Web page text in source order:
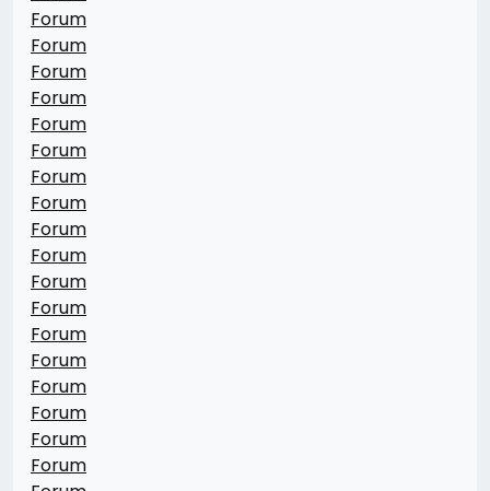
Forum
Forum
Forum
Forum
Forum
Forum
Forum
Forum
Forum
Forum
Forum
Forum
Forum
Forum
Forum
Forum
Forum
Forum